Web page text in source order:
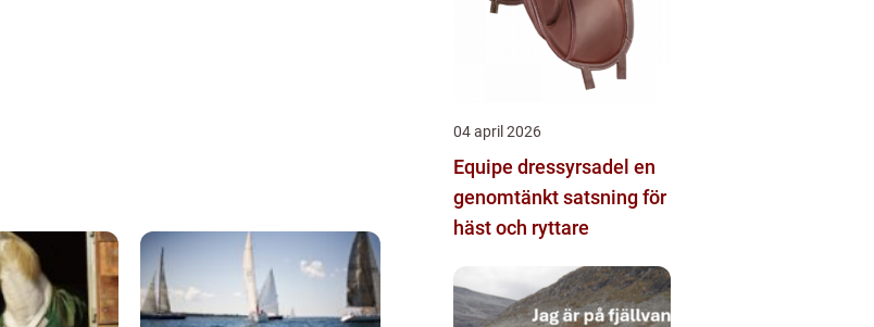
04 april 2026
Equipe dressyrsadel en
genomtänkt satsning för
häst och ryttare